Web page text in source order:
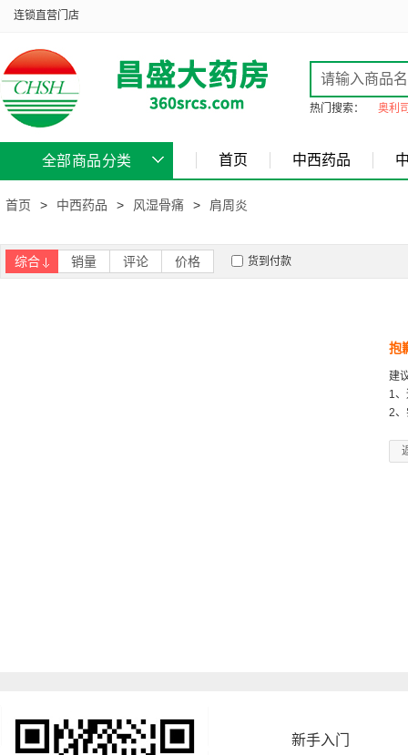
连锁直营门店
热门搜索： 奥利
全部商品分类 首页 中西药品
首页 > 中西药品 > 风湿骨痛 > 肩周炎
综合 销量 评论 价格 货到付款
抱
建
1
2、
新手入门